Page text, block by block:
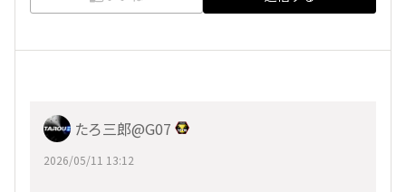
たろ三郎@G07
2026/05/11 13:12